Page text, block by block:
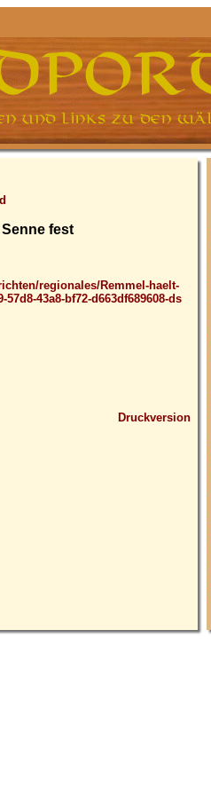
fest
regionales/Remmel-haelt-
43a8-bf72-d663df689608-ds
Druckversion